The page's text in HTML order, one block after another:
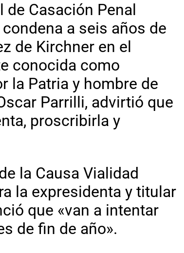
de Casación Penal
a seis años de
de Kirchner en el
conocida como
la Patria y hombre de
Parrilli, advirtió que
proscribirla y
la Causa Vialidad
la expresidenta y titular
que «van a intentar
de fin de año».